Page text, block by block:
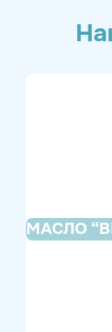
МАСЛО